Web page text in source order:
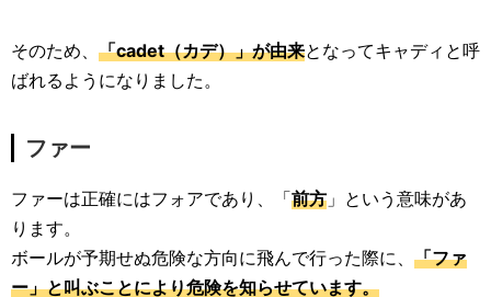
そのため、 「cadet（カデ）」が由来となってキャディと呼
ばれるようになりました。
ファー
ファーは正確にはフォアであり、「前方 」という意味があ
ります。
ボールが予期せぬ危険な方向に飛んで行った際に、 「ファ
ー」と叫ぶことにより危険を知らせています。